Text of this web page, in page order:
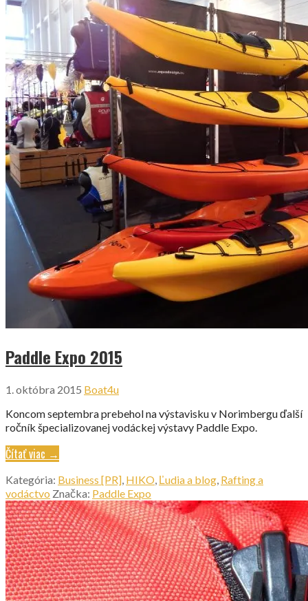
Paddle Expo 2015
1. októbra 2015 Boat4u
Koncom septembra prebehol na výstavisku v Norimbergu ďalší
ročník špecializovanej vodáckej výstavy Paddle Expo.
Čítať viac →
Kategória: Business [PR] HIKO Ľudia a blog Rafting a
vodáctvo Značka: Paddle Expo